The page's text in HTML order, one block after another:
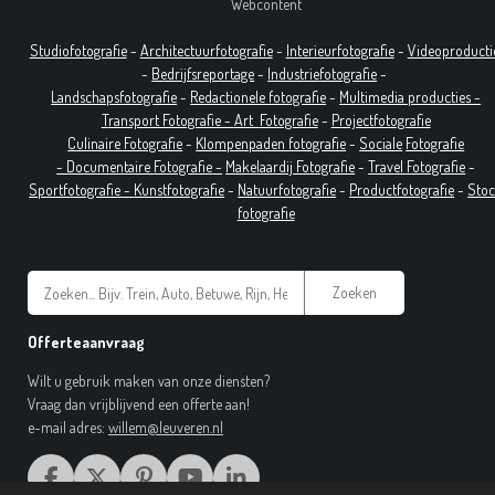
Webcontent
Studiofotografie- Architectuurfotografie- Interieurfotografie-
- Bedrijfsreportage- Industriefotografie-
Landschapsfotografie- Redactionele fotografie- Multimedia producties -
Transport Fotografie - Art Fotografie- Projectfotografie
Culinaire Fotografie- Klompenpaden fotografie-Sociale Fotografie
- Documentaire Fotografie- Makelaardij Fotografie-Travel Fotografie-
Sportfotografie - Kunstfotografie- Natuurfotografie- Productfotografie-
fotografie
Zoeken
Offerteaanvraag
Wilt u gebruik maken van onze diensten?
Vraag dan vrijblijvend een offerte aan!
e-mail adres: willem@leuveren.nl
F X P Y L